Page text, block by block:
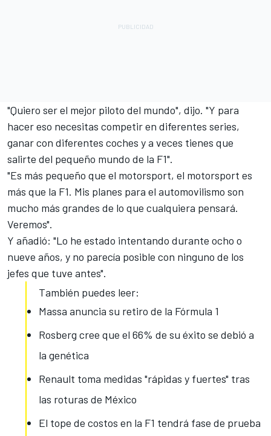
"Quiero ser el mejor piloto del mundo", dijo. "Y para
hacer eso necesitas competir en diferentes series,
ganar con diferentes coches y a veces tienes que
salirte del pequeño mundo de la F1".
"Es más pequeño que el motorsport, el motorsport es
más que la F1. Mis planes para el automovilismo son
mucho más grandes de lo que cualquiera pensará.
Veremos".
Y añadió: "Lo he estado intentando durante ocho o
nueve años, y no parecía posible con ninguno de los
jefes que tuve antes".
También puedes leer:
Massa anuncia su retiro de la Fórmula 1
Rosberg cree que el 66% de su éxito se debió a
la genética
Renault toma medidas "rápidas y fuertes" tras
las roturas de México
El tope de costos en la F1 tendrá fase de prueba